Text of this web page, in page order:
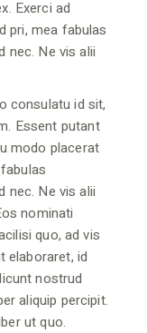
Exerci ad
pri, mea fabulas
nec. Ne vis alii
consulatu id sit,
Essent putant
modo placerat
nec. Ne vis alii
nominati
quo, ad vis
elaboraret, id
nostrud
aliquip percipit.
ut quo.